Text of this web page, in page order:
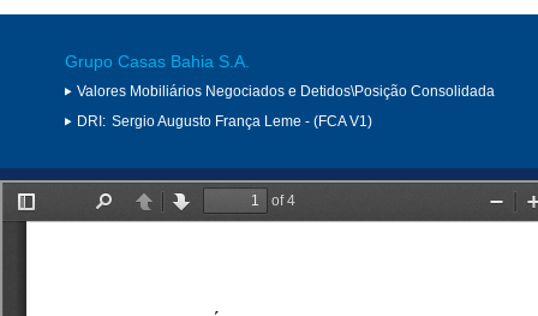
Grupo Casas Bahia S.A.
Valores Mobiliários Negociados e Detidos\Posição Consolidada
DRI: Sergio Augusto França Leme - (FCA V1)